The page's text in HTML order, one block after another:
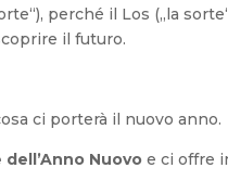
perché il Los („la
il futuro.
ci porterà il nuovo anno.
dell’Anno Nuovo e ci offre